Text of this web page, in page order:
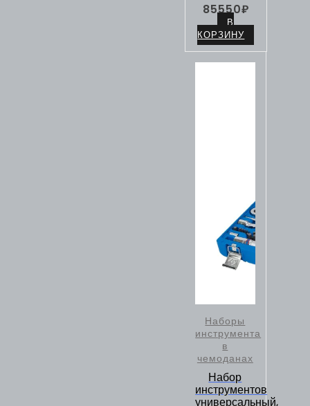
85550₽
В
КОРЗИНУ
Наборы
инструмента
в
чемоданах
Набор
инструментов
универсальный,